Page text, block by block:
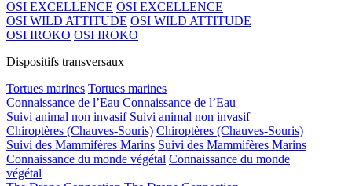
OSI EXCELLENCE OSI EXCELLENCE
OSI WILD ATTITUDE OSI WILD ATTITUDE
OSI IROKO OSI IROKO
Dispositifs transversaux
Tortues marines Tortues marines
Connaissance de l’Eau Connaissance de l’Eau
Suivi animal non invasif Suivi animal non invasif
Chiroptères (Chauves-Souris) Chiroptères (Chauves-Souris)
Suivi des Mammifères Marins Suivi des Mammifères Marins
Connaissance du monde végétal Connaissance du monde
végétal